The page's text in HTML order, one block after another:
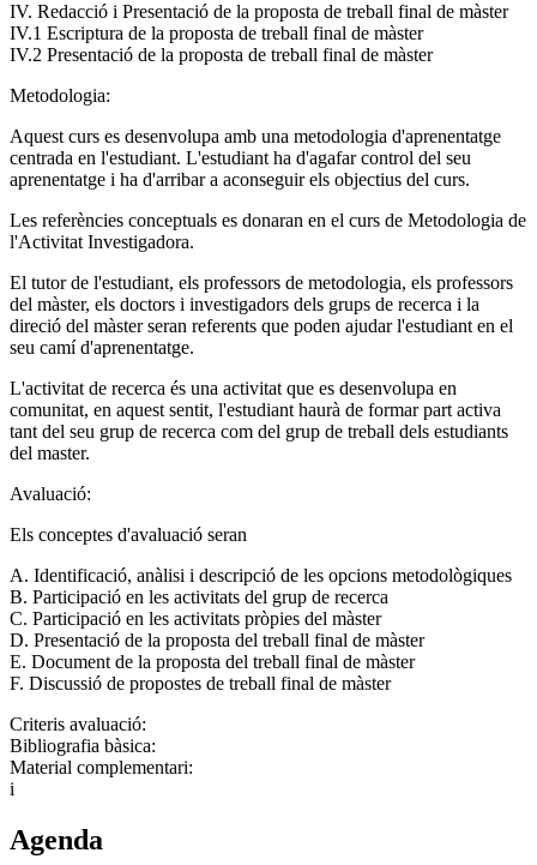
IV. Redacció i Presentació de la proposta de treball final de màster
IV.1 Escriptura de la proposta de treball final de màster
IV.2 Presentació de la proposta de treball final de màster
Metodologia:
Aquest curs es desenvolupa amb una metodologia d'aprenentatge
centrada en l'estudiant. L'estudiant ha d'agafar control del seu
aprenentatge i ha d'arribar a aconseguir els objectius del curs.
Les referències conceptuals es donaran en el curs de Metodologia de
l'Activitat Investigadora.
El tutor de l'estudiant, els professors de metodologia, els professors
del màster, els doctors i investigadors dels grups de recerca i la
direció del màster seran referents que poden ajudar l'estudiant en el
seu camí d'aprenentatge.
L'activitat de recerca és una activitat que es desenvolupa en
comunitat, en aquest sentit, l'estudiant haurà de formar part activa
tant del seu grup de recerca com del grup de treball dels estudiants
del master.
Avaluació:
Els conceptes d'avaluació seran
A. Identificació, anàlisi i descripció de les opcions metodològiques
B. Participació en les activitats del grup de recerca
C. Participació en les activitats pròpies del màster
D. Presentació de la proposta del treball final de màster
E. Document de la proposta del treball final de màster
F. Discussió de propostes de treball final de màster
Criteris avaluació:
Bibliografia bàsica:
Material complementari:
i
Agenda